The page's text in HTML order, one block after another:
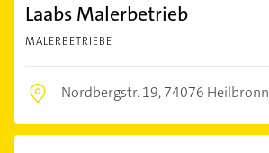
Laabs Malerbetrieb
MALERBETRIEBE
Nordbergstr. 19,74076 Heilbronn